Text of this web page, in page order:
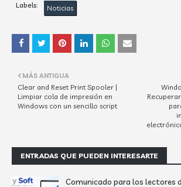
Labels: Noticias
MÁS ANTIGUA
Clear and Reset Print Spooler |
Limpiar cola de impresión en
Windows con un sencillo script
ENTRADAS QUE PUEDEN INTERESARTE
Comunicado para los lectores